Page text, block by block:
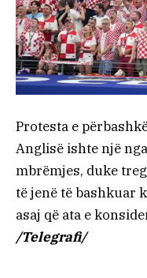
Protesta e
Anglisë ishte një
mbrëmjes, duke
të jenë të bashkuar
asaj që ata e
/Telegrafi/